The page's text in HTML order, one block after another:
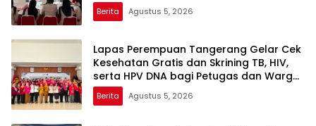
Berita Agustus 5, 2026
Lapas Perempuan Tangerang Gelar Cek
Kesehatan Gratis dan Skrining TB, HIV,
serta HPV DNA bagi Petugas dan Warga
Binaan
Berita Agustus 5, 2026